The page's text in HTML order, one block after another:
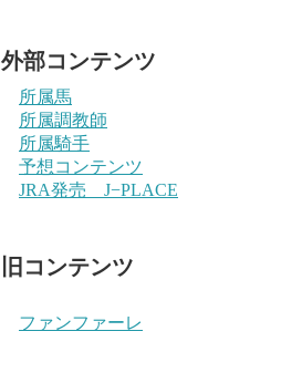
外部コンテンツ
所属馬
所属調教師
所属騎手
予想コンテンツ
JRA発売 J−PLACE
旧コンテンツ
ファンファーレ